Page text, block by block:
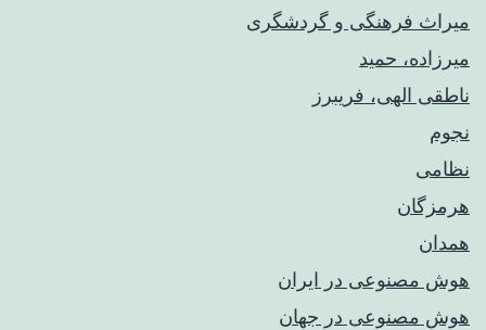
میراث فرهنگی و گردشگری
میرزاده، حمید
ناطقی الهی، فریبرز
نجوم
نظامی
هرمزگان
همدان
هوش مصنوعی در ایران
هوش مصنوعی در جهان